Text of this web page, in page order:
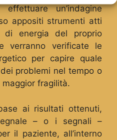
un’indagine
appositi strumenti atti
di energia del proprio
verranno verificate le
per capire quale
problemi nel tempo o
fragilità.
ai risultati ottenuti,
– o i segnali –
il paziente, all’interno